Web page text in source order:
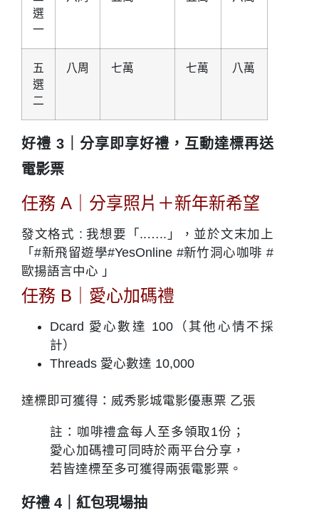
選
一
五
選
二
八周 七萬 七萬 八萬
好禮 3｜分享即享好禮，互動達標再送
電影票
任務 A｜分享照片＋新年新希望
發文格式 : 我想要「..…..」，並於文末加上
「#新飛留遊學#YesOnline #新竹洞心咖啡 #
歐揚語言中心 」
任務 B｜愛心加碼禮
Dcard 愛心數達 100（其他心情不採
計）
Threads 愛心數達 10,000
達標即可獲得：威秀影城電影優惠票 乙張
註：咖啡禮盒每人至多領取1份；
愛心加碼禮可同時於兩平台分享，
若皆達標至多可獲得兩張電影票 。
好禮 4｜紅包現場抽